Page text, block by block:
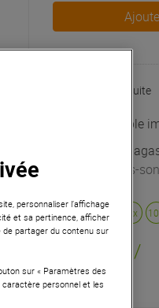
Livraison Gratuite
Expédiable
Retrait
à Univers-
Payer en 4x
/
mois
personnaliser l’affichage
et sa pertinence, afficher
partager du contenu sur
sur « Paramètres des
personnel et les